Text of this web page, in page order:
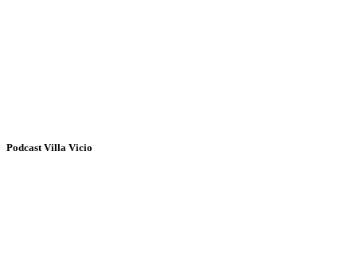
Podcast Villa Vicio